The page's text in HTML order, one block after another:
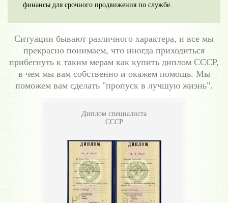
финансы для срочного продвижения по службе.
Ситуации бывают различного характера, и все мы
прекрасно понимаем, что иногда приходиться
прибегнуть к таким мерам как купить диплом СССР,
в чем мы вам собственно и окажем помощь. Мы
поможем вам сделать "пропуск в лучшую жизнь".
Диплом специалиста
СССР